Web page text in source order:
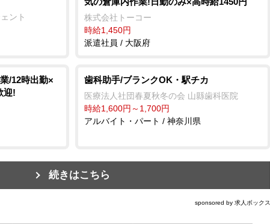
ント
株式会社トーコー
時給1,450円
派遣社員 / 大阪府
/12時出勤×
迎!
歯科助手/ブランクOK・駅チカ
医療法人社団春夏秋冬の会 山縣歯科医院
時給1,600円～1,700円
アルバイト・パート / 神奈川県
続きはこちら
sponsored by 求人ボックス